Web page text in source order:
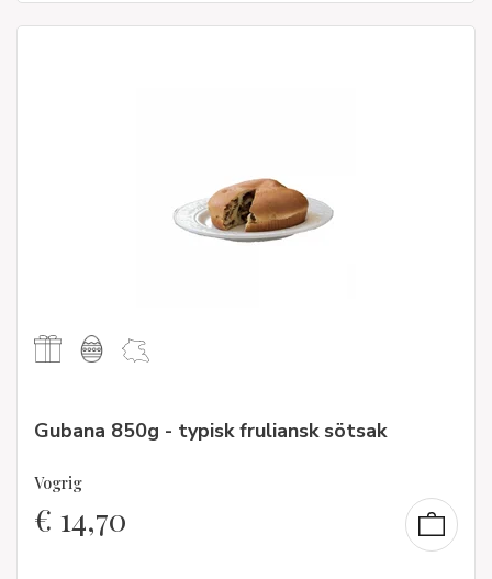
Gubana 850g - typisk fruliansk sötsak
Vogrig
€ 14,70